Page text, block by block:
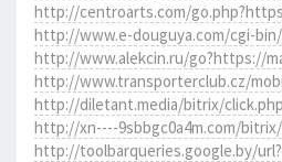
http://centroarts.com/
http://www.e-douguya.com/cgi-
http://www.alekcin.ru/go?https://
http://www.transporterclub.cz/
http://diletant.media/bitrix/
http://xn----9sbbgc0a4m.com/bitrix/
http://toolbarqueries.google.by/